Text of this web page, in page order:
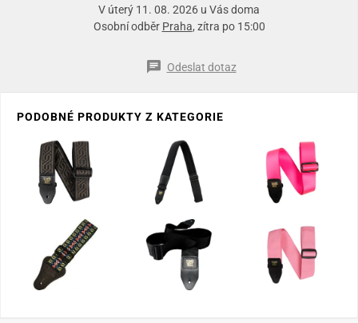
V úterý 11. 08. 2026 u Vás doma
Osobní odběr Praha, zítra po 15:00
Odeslat dotaz
PODOBNÉ PRODUKTY Z KATEGORIE